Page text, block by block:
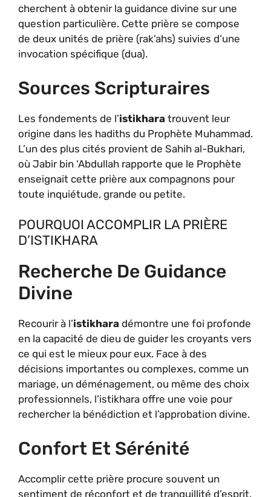
cherchent à obtenir la guidance divine sur une
question particulière. Cette prière se compose
de deux unités de prière (rak’ahs) suivies d’une
invocation spécifique (dua).
Sources Scripturaires
Les fondements de l’istikhara trouvent leur
origine dans les hadiths du Prophète Muhammad.
L’un des plus cités provient de Sahih al-Bukhari,
où Jabir bin ‘Abdullah rapporte que le Prophète
enseignait cette prière aux compagnons pour
toute inquiétude, grande ou petite.
POURQUOI ACCOMPLIR LA PRIÈRE
D’ISTIKHARA
Recherche De Guidance
Divine
Recourir à l’istikhara démontre une foi profonde
en la capacité de dieu de guider les croyants vers
ce qui est le mieux pour eux. Face à des
décisions importantes ou complexes, comme un
mariage, un déménagement, ou même des choix
professionnels, l’istikhara offre une voie pour
rechercher la bénédiction et l’approbation divine.
Confort Et Sérénité
Accomplir cette prière procure souvent un
sentiment de réconfort et de tranquillité d’esprit.